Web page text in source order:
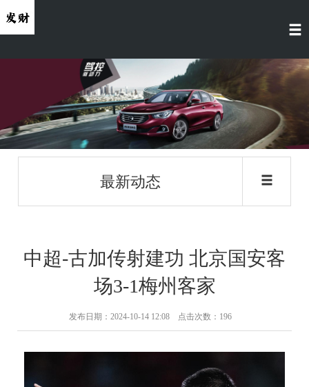
最新动态
中超-古加传射建功 北京国安客
场3-1梅州客家
发布日期：2024-10-14 12:08 点击次数：196